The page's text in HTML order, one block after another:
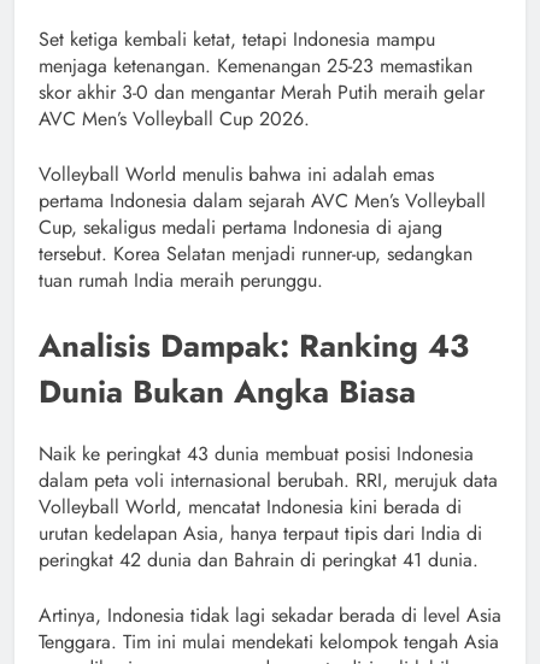
Set ketiga kembali ketat, tetapi Indonesia mampu
menjaga ketenangan. Kemenangan 25-23 memastikan
skor akhir 3-0 dan mengantar Merah Putih meraih gelar
AVC Men’s Volleyball Cup 2026.
Volleyball World menulis bahwa ini adalah emas
pertama Indonesia dalam sejarah AVC Men’s Volleyball
Cup, sekaligus medali pertama Indonesia di ajang
tersebut. Korea Selatan menjadi runner-up, sedangkan
tuan rumah India meraih perunggu.
Analisis Dampak: Ranking 43
Dunia Bukan Angka Biasa
Naik ke peringkat 43 dunia membuat posisi Indonesia
dalam peta voli internasional berubah. RRI, merujuk data
Volleyball World, mencatat Indonesia kini berada di
urutan kedelapan Asia, hanya terpaut tipis dari India di
peringkat 42 dunia dan Bahrain di peringkat 41 dunia.
Artinya, Indonesia tidak lagi sekadar berada di level Asia
Tenggara. Tim ini mulai mendekati kelompok tengah Asia